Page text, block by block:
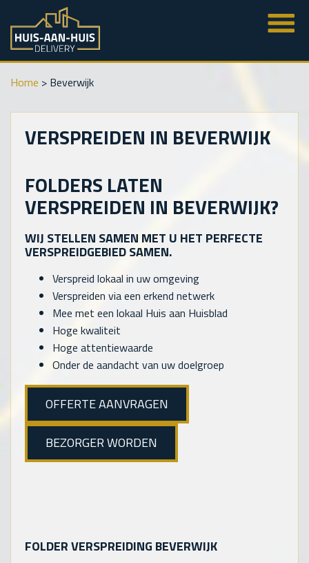
Home > Beverwijk
VERSPREIDEN IN BEVERWIJK
FOLDERS LATEN
VERSPREIDEN IN BEVERWIJK?
WIJ STELLEN SAMEN MET U HET PERFECTE
VERSPREIDGEBIED SAMEN.
Verspreid lokaal in uw omgeving
Verspreiden via een erkend netwerk
Mee met een lokaal Huis aan Huisblad
Hoge kwaliteit
Hoge attentiewaarde
Onder de aandacht van uw doelgroep
OFFERTE AANVRAGEN
BEZORGER WORDEN
FOLDER VERSPREIDING BEVERWIJK